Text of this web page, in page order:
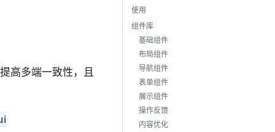
高多端一致性，且
使用
组件库
基础组件
布局组件
导航组件
表单组件
展示组件
操作反馈
内容优化